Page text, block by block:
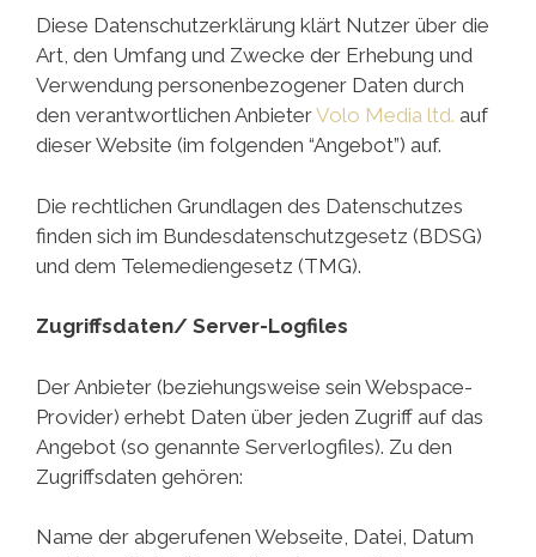
Diese Datenschutzerklärung klärt Nutzer über die
Art, den Umfang und Zwecke der Erhebung und
Verwendung personenbezogener Daten durch
den verantwortlichen AnbieterVolo Media ltd. auf
dieser Website (im folgenden “Angebot”) auf.
Die rechtlichen Grundlagen des Datenschutzes
finden sich im Bundesdatenschutzgesetz (BDSG)
und dem Telemediengesetz (TMG).
Zugriffsdaten/ Server-Logfiles
Der Anbieter (beziehungsweise sein Webspace-
Provider) erhebt Daten über jeden Zugriff auf das
Angebot (so genannte Serverlogfiles). Zu den
Zugriffsdaten gehören:
Name der abgerufenen Webseite, Datei, Datum